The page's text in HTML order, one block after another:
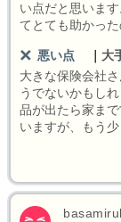
い点だと思いま
てとても助かっ
悪い点
大
大きな保険会社
うでないかもし
品が出たら家ま
いますが、もう